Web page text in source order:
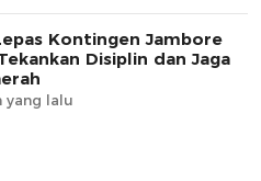
Kontingen Jambore
Disiplin dan Jaga
yang lalu